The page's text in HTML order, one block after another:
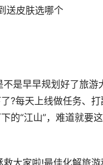
送皮肤选哪个
早早规划好了旅游
?每天上线做任务、
的“江山”，难道就要